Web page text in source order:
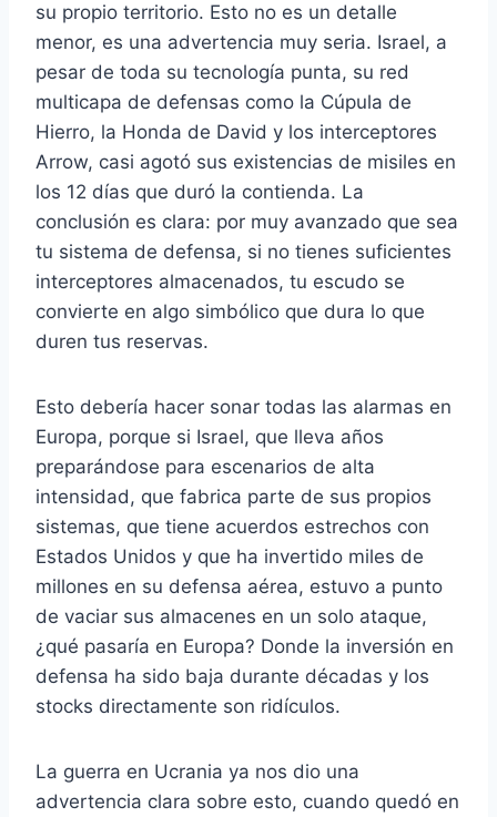
su propio territorio. Esto no es un detalle
menor, es una advertencia muy seria. Israel, a
pesar de toda su tecnología punta, su red
multicapa de defensas como la Cúpula de
Hierro, la Honda de David y los interceptores
Arrow, casi agotó sus existencias de misiles en
los 12 días que duró la contienda. La
conclusión es clara: por muy avanzado que sea
tu sistema de defensa, si no tienes suficientes
interceptores almacenados, tu escudo se
convierte en algo simbólico que dura lo que
duren tus reservas.
Esto debería hacer sonar todas las alarmas en
Europa, porque si Israel, que lleva años
preparándose para escenarios de alta
intensidad, que fabrica parte de sus propios
sistemas, que tiene acuerdos estrechos con
Estados Unidos y que ha invertido miles de
millones en su defensa aérea, estuvo a punto
de vaciar sus almacenes en un solo ataque,
¿qué pasaría en Europa? Donde la inversión en
defensa ha sido baja durante décadas y los
stocks directamente son ridículos.
La guerra en Ucrania ya nos dio una
advertencia clara sobre esto, cuando quedó en